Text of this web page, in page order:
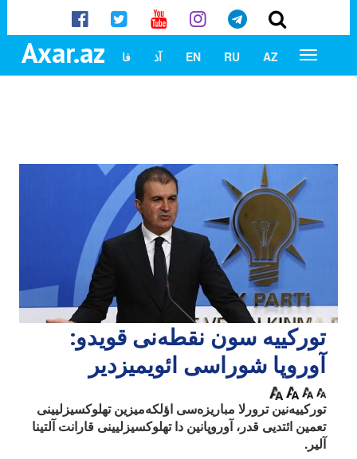
Axar.az AZ
RU
EN آذ فا
تورکییه سون نقطه‌نی قویدو:
آوروپا شوراسی ائویمیزدیر
تورکییه‌نین ترورلا مباریزه‌سی اؤلکه‌میزین تهلوکسیزلیینی
تعمین ائتدیی قدر، آوروپانین دا تهلوکسیزلیینی قارانت آلتینا
آلیر.